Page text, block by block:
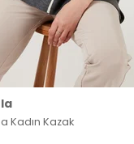
Kadın Kazak